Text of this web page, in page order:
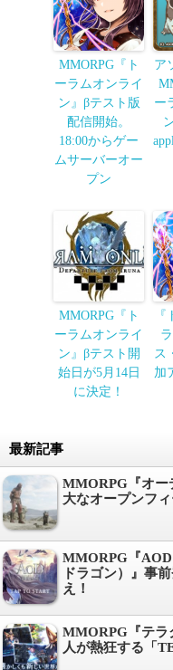
MMORPG『ト
ーラムオンライ
ン』βテスト版
配信開始。
18:00からゲー
ムサーバーオー
プン
ア
ー
MMORPG『ト
ーラムオンライ
ン』βテスト開
始日が5月14日
に決定！
ス
加
最新記事
MMORPG『オー
大なオープンフ
MMORPG『
ドラゴン）』事
え！
MMORPG『テラ
人が熱狂する「